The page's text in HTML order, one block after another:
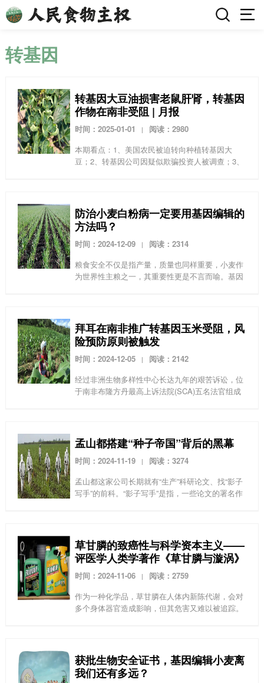
转基因
转基因大豆油损害老鼠肝肾，转基因
作物在南非受阻 | 月报
时间：2025-01-01 |
阅读：2980
本期看点：1、美国农民被迫转向种植转基因大
豆；2、转基因公司因疑似欺骗投资人被调查；3、
防治小麦白粉病一定要用基因编辑的
方法吗？
时间：2024-12-09 |
阅读：2314
粮食安全不仅是指产量，质量也同样重要，小麦作
为世界性主粮之一，其重要性更是不言而喻。基因
拜耳在南非推广转基因玉米受阻，风
险预防原则被触发
时间：2024-12-05 |
阅读：2142
经过非洲生物多样性中心长达九年的艰苦诉讼，位
于南非布隆方丹最高上诉法院(SCA)五名法官组成
孟山都搭建“种子帝国”背后的黑幕
时间：2024-11-19 |
阅读：3274
孟山都这家公司长期就有“生产”科研论文、找“影子
写手”的前科。“影子写手”是指，一些论文的署名作
草甘膦的致癌性与科学资本主义——
评医学人类学著作《草甘膦与漩涡》
时间：2024-11-06 |
阅读：2759
作为一种化学品，草甘膦在人体内新陈代谢，会对
多个身体器官造成影响，但其危害又难以被追踪。
获批生物安全证书，基因编辑小麦离
我们还有多远？